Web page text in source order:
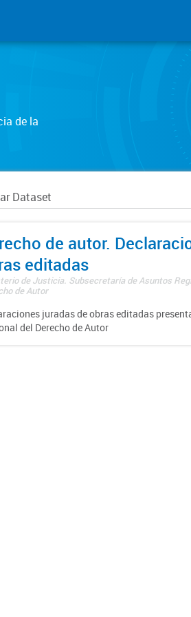
de la
de autor.
editadas
de Justicia. Subsecretaría de Asuntos
de Autor
juradas de obras editadas
del Derecho de Autor